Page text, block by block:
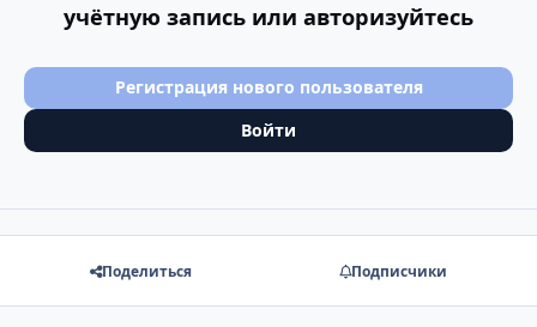
учётную запись или авторизуйтесь
Регистрация нового пользователя
Войти
Поделиться Подписчики